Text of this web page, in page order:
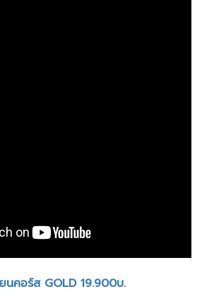
นคอร์ส GOLD 19.900บ.